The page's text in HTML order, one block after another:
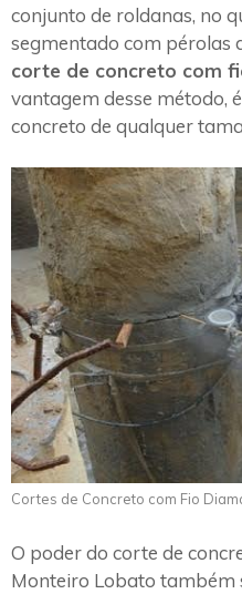
conjunto de roldanas, no
segmentado com pérolas
corte de concreto com
vantagem desse método,
concreto de qualquer
Cortes de Concreto com Fio
O poder do corte de
Monteiro Lobato também